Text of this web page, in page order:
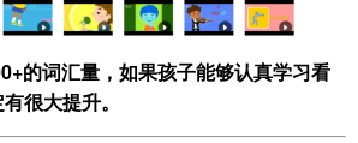
的词汇量，如果孩子能够认真学习看
很大提升。